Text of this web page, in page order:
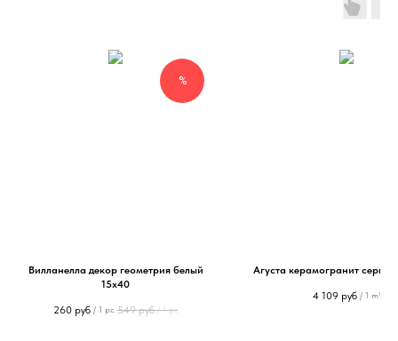
%
Вилланелла декор геометрия белый
15х40
260 руб / 1 pc 549 руб / 1 pc
Агуста керамогранит серый
4 109 руб / 1 m²